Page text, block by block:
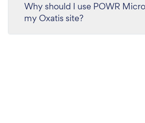
Why should I use POWR
my Oxatis site?